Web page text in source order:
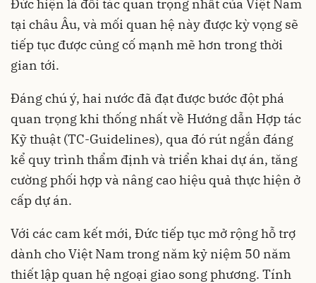
Đức hiện là đối tác quan trọng nhất của Việt Nam
tại châu Âu, và mối quan hệ này được kỳ vọng sẽ
tiếp tục được củng cố mạnh mẽ hơn trong thời
gian tới.
Đáng chú ý, hai nước đã đạt được bước đột phá
quan trọng khi thống nhất về Hướng dẫn Hợp tác
Kỹ thuật (TC-Guidelines), qua đó rút ngắn đáng
kể quy trình thẩm định và triển khai dự án, tăng
cường phối hợp và nâng cao hiệu quả thực hiện ở
cấp dự án.
Với các cam kết mới, Đức tiếp tục mở rộng hỗ trợ
dành cho Việt Nam trong năm kỷ niệm 50 năm
thiết lập quan hệ ngoại giao song phương. Tính